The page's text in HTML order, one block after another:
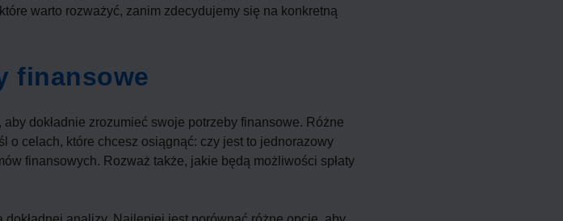
warto rozważyć, zanim zdecydujemy się na konkretną
finansowe
aby dokładnie zrozumieć swoje potrzeby finansowe. Różne
o celach, które chcesz osiągnąć: czy jest to jednorazowy
finansowych. Rozważ także, jakie będą możliwości spłaty